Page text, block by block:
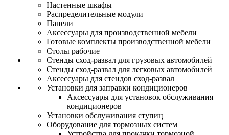
Настенные шкафы
Распределительные модули
Панели
Аксессуары для производственной мебели
Готовые комплекты производственной мебели
Столы рабочие
Стенды сход-развал для грузовых автомобилей
Стенды сход-развал для легковых автомобилей
Аксессуары для стендов сход-развал
Установки для заправки кондиционеров
Аксессуары для установок обслуживания
кондиционеров
Установки обслуживания ступиц
Оборудование для тормозных систем